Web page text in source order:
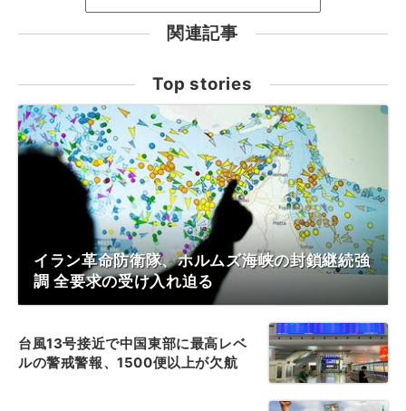
関連記事
Top stories
イラン革命防衛隊、ホルムズ海峡の封鎖継続強
調 全要求の受け入れ迫る
台風13号接近で中国東部に最高レベ
ルの警戒警報、1500便以上が欠航